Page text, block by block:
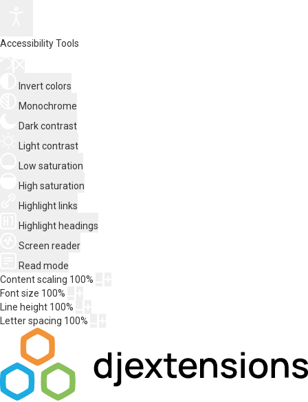
Accessibility Tools
Invert colors
Monochrome
Dark contrast
Light contrast
Low saturation
High saturation
Highlight links
Highlight headings
Screen reader
Read mode
Content scaling 100%
Font size 100%
Line height 100%
Letter spacing 100%